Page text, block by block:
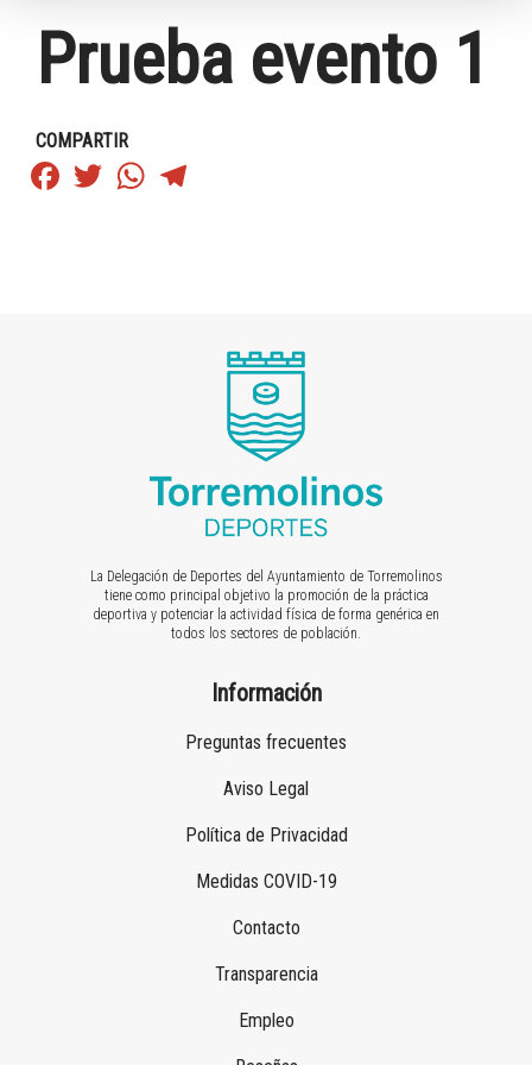
Prueba evento 1
COMPARTIR
FacebookTwitterWhatsApp
La Delegación de Deportes del Ayuntamiento de Torremolinos
tiene como principal objetivo la promoción de la práctica
deportiva y potenciar la actividad física de forma genérica en
todos los sectores de población.
Información
Preguntas frecuentes
Aviso Legal
Política de Privacidad
Medidas COVID-19
Contacto
Transparencia
Empleo